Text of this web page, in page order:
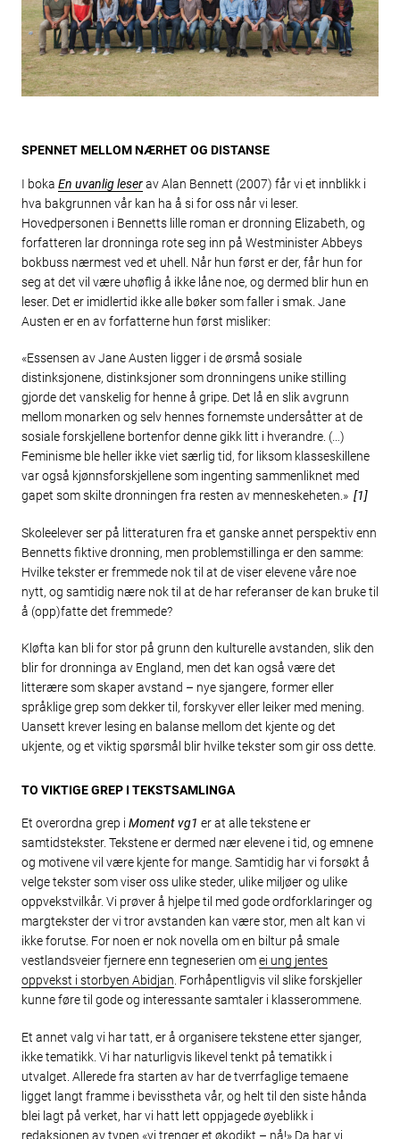
SPENNET MELLOM NÆRHET OG DISTANSE
I boka En uvanlig leserav Alan Bennett (2007) får vi et innblikk i
hva bakgrunnen vår kan ha å si for oss når vi leser.
Hovedpersonen i Bennetts lille roman er dronning Elizabeth, og
forfatteren lar dronninga rote seg inn på Westminister Abbeys
bokbuss nærmest ved et uhell. Når hun først er der, får hun for
seg at det vil være uhøflig å ikke låne noe, og dermed blir hun en
leser. Det er imidlertid ikke alle bøker som faller i smak. Jane
Austen er en av forfatterne hun først misliker:
«Essensen av Jane Austen ligger i de ørsmå sosiale
distinksjonene, distinksjoner som dronningens unike stilling
gjorde det vanskelig for henne å gripe. Det lå en slik avgrunn
mellom monarken og selv hennes fornemste undersåtter at de
sosiale forskjellene bortenfor denne gikk litt i hverandre. (…)
Feminisme ble heller ikke viet særlig tid, for liksom klasseskillene
var også kjønnsforskjellene som ingenting sammenliknet med
gapet som skilte dronningen fra resten av menneskeheten.» [1]
Skoleelever ser på litteraturen fra et ganske annet perspektiv enn
Bennetts fiktive dronning, men problemstillinga er den samme:
Hvilke tekster er fremmede nok til at de viser elevene våre noe
nytt, og samtidig nære nok til at de har referanser de kan bruke til
å (opp)fatte det fremmede?
Kløfta kan bli for stor på grunn den kulturelle avstanden, slik den
blir for dronninga av England, men det kan også være det
litterære som skaper avstand – nye sjangere, former eller
språklige grep som dekker til, forskyver eller leiker med mening.
Uansett krever lesing en balanse mellom det kjente og det
ukjente, og et viktig spørsmål blir hvilke tekster som gir oss dette.
TO VIKTIGE GREP I TEKSTSAMLINGA
Et overordna grep i Moment vg1 er at alle tekstene er
samtidstekster. Tekstene er dermed nær elevene i tid, og emnene
og motivene vil være kjente for mange. Samtidig har vi forsøkt å
velge tekster som viser oss ulike steder, ulike miljøer og ulike
oppvekstvilkår. Vi prøver å hjelpe til med gode ordforklaringer og
margtekster der vi tror avstanden kan være stor, men alt kan vi
ikke forutse. For noen er nok novella om en biltur på smale
vestlandsveier fjernere enn tegneserien omei ung jentes
oppvekst i storbyen Abidjan . Forhåpentligvis vil slike forskjeller
kunne føre til gode og interessante samtaler i klasserommene.
Et annet valg vi har tatt, er å organisere tekstene etter sjanger,
ikke tematikk. Vi har naturligvis likevel tenkt på tematikk i
utvalget. Allerede fra starten av har de tverrfaglige temaene
ligget langt framme i bevisstheta vår, og helt til den siste hånda
blei lagt på verket, har vi hatt lett oppjagede øyeblikk i
redaksjonen av typen «vi trenger et økodikt – nå!» Da har vi